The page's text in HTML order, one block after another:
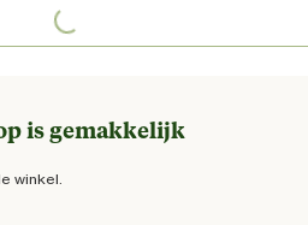
is gemakkelijk
winkel.